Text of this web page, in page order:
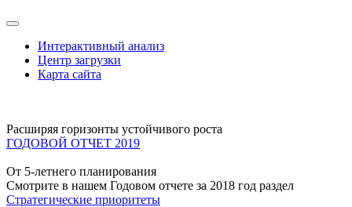
Интерактивный анализ
Центр загрузки
Карта сайта
Расширяя горизонты устойчивого роста
ГОДОВОЙ ОТЧЕТ 2019
От 5-летнего планирования
Смотрите в нашем Годовом отчете за 2018 год раздел
Стратегические приоритеты